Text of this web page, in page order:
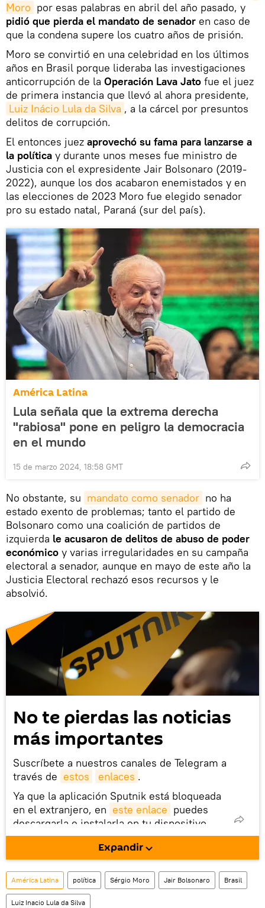
Moro por esas palabras en abril del año pasado, y
pidió que pierda el mandato de senador en caso de
que la condena supere los cuatro años de prisión.
Moro se convirtió en una celebridad en los últimos
años en Brasil porque lideraba las investigaciones
anticorrupción de la Operación Lava Jato fue el juez
de primera instancia que llevó al ahora presidente,
Luiz Inácio Lula da Silva , a la cárcel por presuntos
delitos de corrupción.
El entonces juez aprovechó su fama para lanzarse a
la política y durante unos meses fue ministro de
Justicia con el expresidente Jair Bolsonaro (2019-
2022), aunque los dos acabaron enemistados y en
las elecciones de 2023 Moro fue elegido senador
pro su estado natal, Paraná (sur del país).
América Latina
Lula señala que la extrema derecha
"rabiosa" pone en peligro la democracia
en el mundo
15 de marzo 2024, 18:58 GMT
No obstante, su mandato como senador no ha
estado exento de problemas; tanto el partido de
Bolsonaro como una coalición de partidos de
izquierda le acusaron de delitos de abuso de poder
económico y varias irregularidades en su campaña
electoral a senador, aunque en mayo de este año la
Justicia Electoral rechazó esos recursos y le
absolvió.
No te pierdas las noticias
más importantes
Suscríbete a nuestros canales de Telegram a
través de estos enlaces .
Ya que la aplicación Sputnik está bloqueada
en el extranjero, en este enlace puedes
descargarla e instalarla en tu dispositivo
móvil (¡solo para Android!).
También tenemos una cuenta en la red
social rusa VK .
Expandir
América Latina política Sérgio Moro Jair Bolsonaro Brasil
Luiz Inacio Lula da Silva